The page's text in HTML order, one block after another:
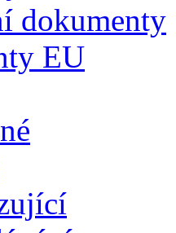
dokumenty
EU